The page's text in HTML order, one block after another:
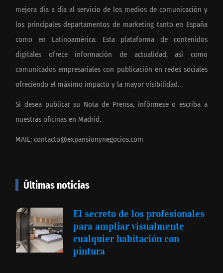
mejora día a día al servicio de los medios de comunicación y
los principales departamentos de marketing tanto en España
como en Latinoamérica. Esta plataforma de contenidos
digitales ofrece información de actualidad, así como
comunicados empresariales con publicación en redes sociales
ofreciendo el máximo impacto y la mayor visibilidad.
Si desea publicar su Nota de Prensa, infórmese o escriba a
nuestras oficinas en Madrid.
MAIL: contacto@expansionynegocios.com
Últimas noticias
El secreto de los profesionales
para ampliar visualmente
cualquier habitación con
pintura